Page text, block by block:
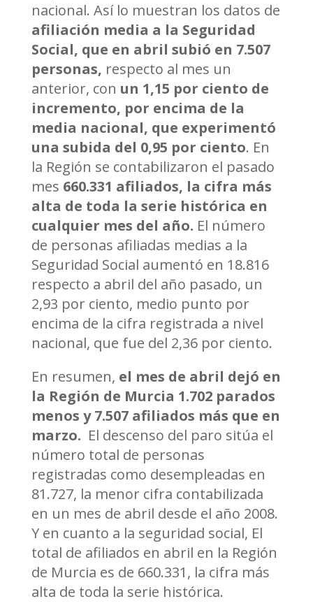
nacional. Así lo muestran los datos de
afiliación media a la Seguridad
Social, que en abril subió en 7.507
personas, respecto al mes un
anterior, con un 1,15 por ciento de
incremento, por encima de la
media nacional, que experimentó
una subida del 0,95 por ciento. En
la Región se contabilizaron el pasado
mes 660.331 afiliados, la cifra más
alta de toda la serie histórica en
cualquier mes del año. El número
de personas afiliadas medias a la
Seguridad Social aumentó en 18.816
respecto a abril del año pasado, un
2,93 por ciento, medio punto por
encima de la cifra registrada a nivel
nacional, que fue del 2,36 por ciento.
En resumen, el mes de abril dejó en
la Región de Murcia 1.702 parados
menos y 7.507 afiliados más que en
marzo. El descenso del paro sitúa el
número total de personas
registradas como desempleadas en
81.727, la menor cifra contabilizada
en un mes de abril desde el año 2008.
Y en cuanto a la seguridad social, El
total de afiliados en abril en la Región
de Murcia es de 660.331, la cifra más
alta de toda la serie histórica.